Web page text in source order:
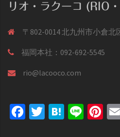
リオ・ラクーコ (RIO
〒802-0014 北九州市小倉北
福岡本社：092-692-5545
rio@lacooco.com
Facebook
Twitter
Hatena
Line